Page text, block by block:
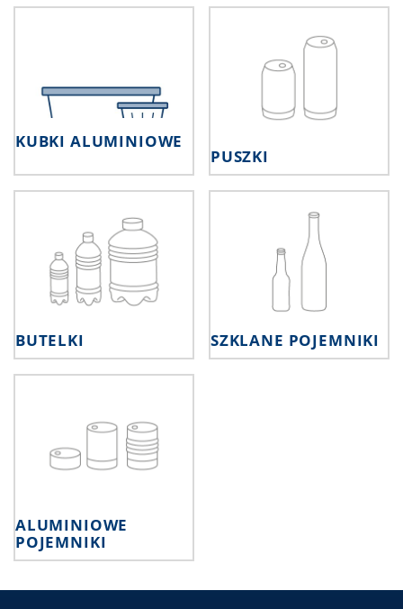
KUBKI ALUMINIOWE
PUSZKI
BUTELKI SZKLANE POJEMNIKI
ALUMINIOWE
POJEMNIKI